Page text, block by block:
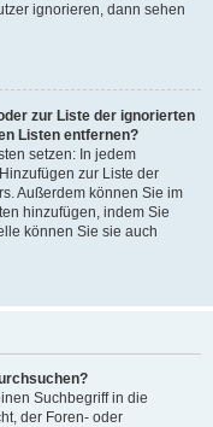
ignorieren, dann sehen
zur Liste der ignorierten
Listen entfernen?
setzen: In jedem
zur Liste der
Außerdem können Sie im
hinzufügen, indem Sie
können Sie sie auch
Suchbegriff in die
der Foren- oder